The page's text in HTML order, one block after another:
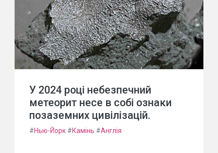
У 2024 році небезпечний
метеорит несе в собі ознаки
позаземних цивілізацій.
#Нью-Йорк #Камінь #Англія